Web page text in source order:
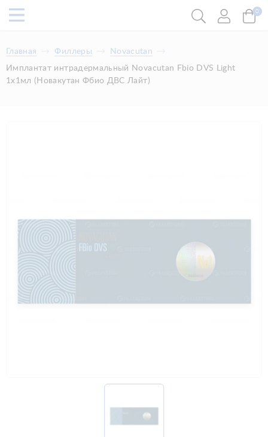
0
Главная Филлеры
Novacutan
Имплантат интрадермальный Novacutan Fbio DVS Light
1х1мл (Новакутан Фбио ДВС Лайт)